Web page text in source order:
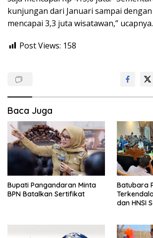
kunjungan dari Januari sampai
mencapai 3,3 juta wisatawan,” ucapnya.
Post Views: 158
Baca Juga
Bupati Pangandaran Minta
BPN Batalkan Sertifikat
Batubara
dan HNSI